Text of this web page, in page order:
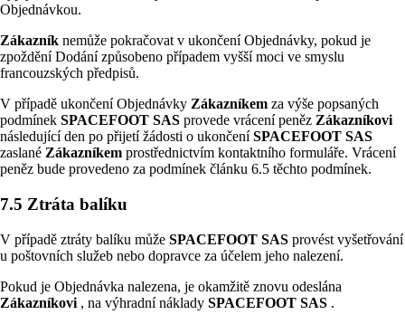
Objednávkou.
Zákazník nemůže pokračovat v ukončení Objednávky, pokud je
zpoždění Dodání způsobeno případem vyšší moci ve smyslu
francouzských předpisů.
V případě ukončení Objednávky Zákazníkem za výše popsaných
podmínek SPACEFOOT SAS provede vrácení peněz Zákazníkovi
následující den po přijetí žádosti o ukončeníSPACEFOOT SAS
zaslané Zákazníkem prostřednictvím kontaktního formuláře. Vrácení
peněz bude provedeno za podmínek článku 6.5 těchto podmínek.
7.5 Ztráta balíku
V případě ztráty balíku může SPACEFOOT SAS provést vyšetřování
u poštovních služeb nebo dopravce za účelem jeho nalezení.
Pokud je Objednávka nalezena, je okamžitě znovu odeslána
Zákazníkovi , na výhradní náklady SPACEFOOT SAS .